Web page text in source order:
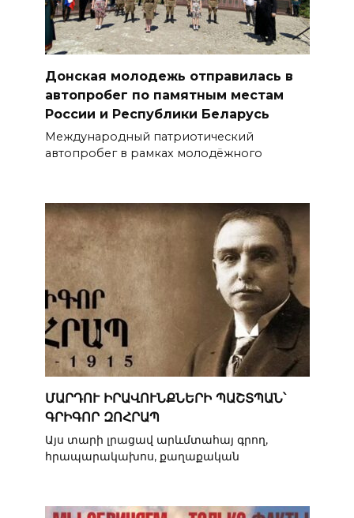
Донская молодежь отправилась в
автопробег по памятным местам
России и Республики Беларусь
Международный патриотический
автопробег в рамках молодёжного
ՄԱՐԴՈՒ ԻՐԱՎՈՒՆՔՆԵՐԻ ՊԱՇՏՊԱՆ՝
ԳՐԻԳՈՐ ԶՈՀՐԱՊ
Այս տարի լրացավ արևմտահայ գրող,
հրապարակախոս, քաղաքական